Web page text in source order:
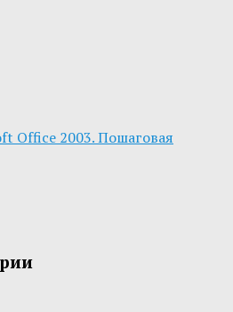
Office 2003. Пошаговая